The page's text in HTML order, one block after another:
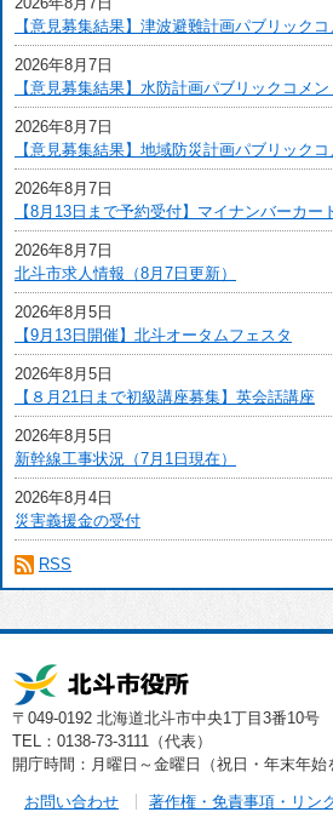
【意見募集結果】津波避難計画パブリックコ
2026年8月7日
【意見募集結果】水防計画パブリックコメン
2026年8月7日
【意見募集結果】地域防災計画パブリックコ
2026年8月7日
【8月13日まで予約受付】マイナンバーカー
2026年8月7日
北斗市求人情報（8月7日更新）
2026年8月5日
【9月13日開催】北斗オータムフェスタ
2026年8月5日
【８月21日まで初級講座募集】英会話講座
2026年8月5日
新幹線工事状況（7月1日現在）
2026年8月4日
災害義援金の受付
RSS
〒049-0192 北海道北斗市中央1丁目3番10号
TEL：0138-73-3111（代表）
開庁時間：月曜日～金曜日（祝日・年末年始
お問い合わせ 著作権・免責事項・リン